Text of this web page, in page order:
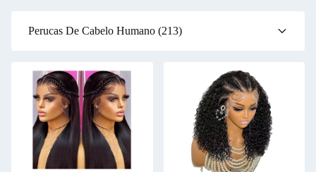
Perucas De Cabelo Humano (213)